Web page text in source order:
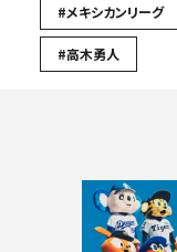
#メキシカンリーグ
#高木勇人